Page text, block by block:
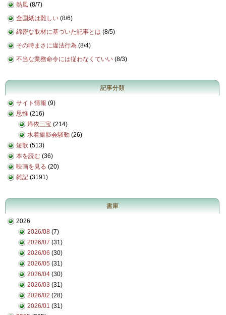
熱風 (8/7)
全国紙は難しい (8/6)
綿密な取材に基づいた記事とは (8/5)
その時まさに違法行為 (8/4)
不当な業務命令には従わなくていい (8/3)
記事分類
サイト情報 (9)
思惟 (216)
帰依三宝 (214)
水着撮影会騒動 (26)
短歌 (513)
本を読む (36)
映画を見る (20)
雑記 (3191)
書庫
2026
2026/08 (7)
2026/07 (31)
2026/06 (30)
2026/05 (31)
2026/04 (30)
2026/03 (31)
2026/02 (28)
2026/01 (31)